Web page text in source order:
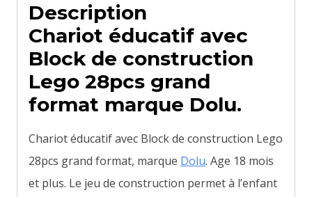
Description
Chariot éducatif avec
Block de construction
Lego 28pcs grand
format marque Dolu.
Chariot éducatif avec Block de construction Lego
28pcs grand format, marque Dolu. Age 18 mois
et plus. Le jeu de construction permet à l’enfant